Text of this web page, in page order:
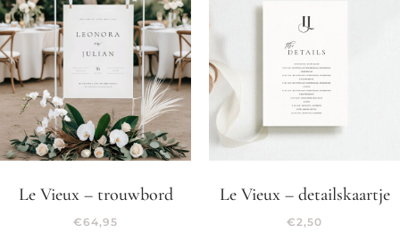
Le Vieux – trouwbord
€64,95
Le Vieux – detailskaartje
€2,50